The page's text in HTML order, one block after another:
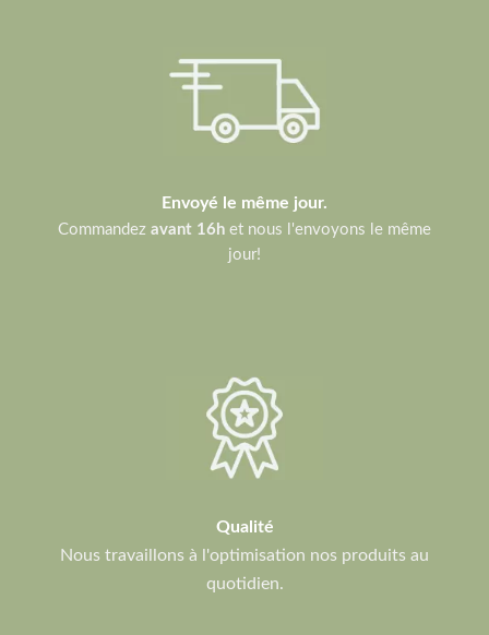
Envoyé le même jour.
Commandez avant 16h et nous l'envoyons le même
jour!
Qualité
Nous travaillons à l'optimisation nos produits au
quotidien.